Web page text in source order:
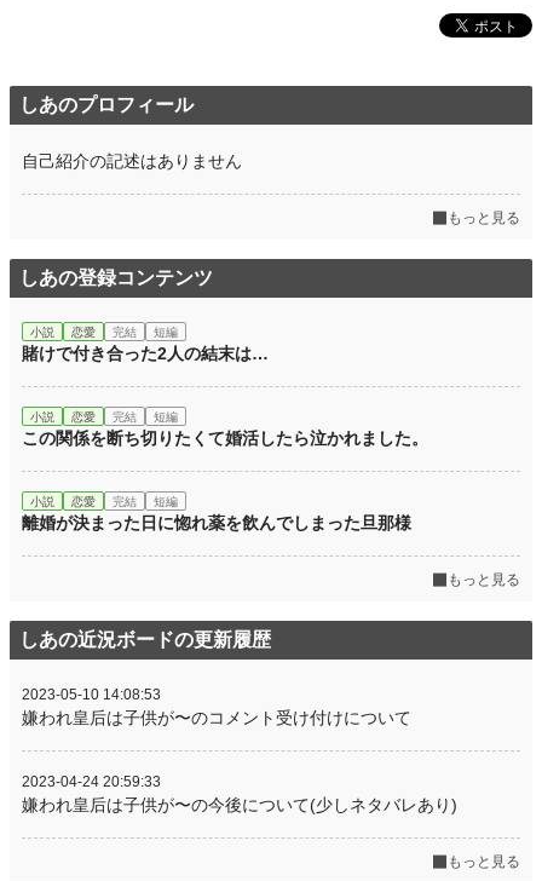
しあのプロフィール
自己紹介の記述はありません
もっと見る
しあの登録コンテンツ
小説 恋愛 完結 短編
賭けで付き合った2人の結末は…
小説 恋愛 完結 短編
この関係を断ち切りたくて婚活したら泣かれました。
小説 恋愛 完結 短編
離婚が決まった日に惚れ薬を飲んでしまった旦那様
もっと見る
しあの近況ボードの更新履歴
2023-05-10 14:08:53
嫌われ皇后は子供が〜のコメント受け付けについて
2023-04-24 20:59:33
嫌われ皇后は子供が〜の今後について(少しネタバレあり)
もっと見る